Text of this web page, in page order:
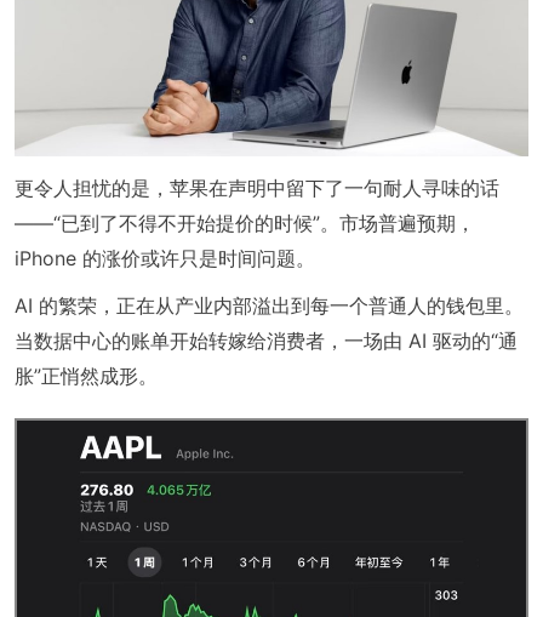
更令人担忧的是，苹果在声明中留下了一句耐人寻味的话
——“已到了不得不开始提价的时候”。市场普遍预期，
iPhone 的涨价或许只是时间问题。
AI 的繁荣，正在从产业内部溢出到每一个普通人的钱包里。
当数据中心的账单开始转嫁给消费者，一场由 AI 驱动的“通
胀”正悄然成形。